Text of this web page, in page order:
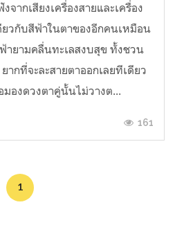
ากเสียงเครื่องสายและเครื่อง
ยวกับสีฟ้าในตาของอีกคนเหมือน
ายามคลื่นทะเลสงบสุข ทั้งชวน
ากที่จะละสายตาออกเลยทีเดียว
มองดวงตาคู่นั้นไม่วางต...
161
1